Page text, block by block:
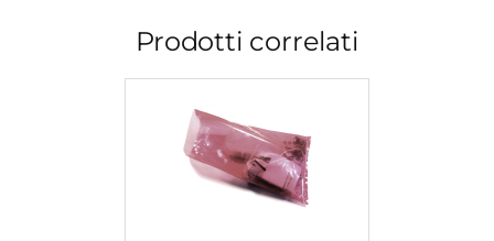
Prodotti correlati